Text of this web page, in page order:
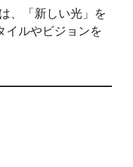
、「新しい光」を
イルやビジョンを